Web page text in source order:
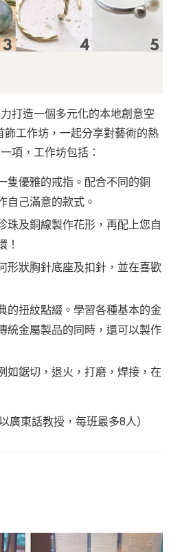
打造一個多元化的本地創意空
工作坊，一起分享對藝術的熱
項，工作坊包括：
隻優雅的戒指。配合不同的銅
自己滿意的款式。
珠及銅線製作花形，再配上您自
！
形狀胸針底座及扣針，並在喜歡
的扭紋點綴。學習各種基本的金
統金屬製品的同時，還可以製作
如鋸切，退火，打磨，焊接，在
廣東話教授，每班最多8人）